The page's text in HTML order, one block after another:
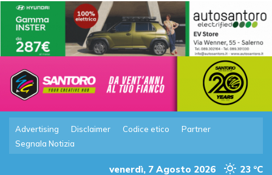
Advertising Disclaimer Codice etico
Partner
Segnala Notizia
venerdì, 7 Agosto 2026 23 °C